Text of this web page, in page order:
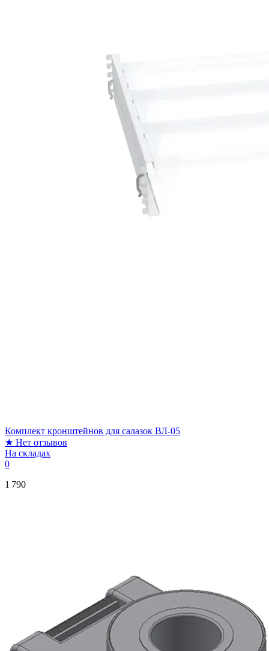
Комплект кронштейнов для салазок ВЛ-05
★ Нет отзывов
На складах
0
1 790